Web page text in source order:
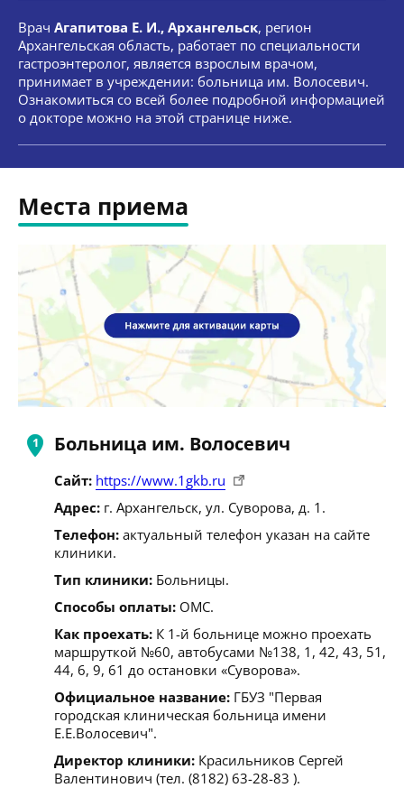
Врач Агапитова Е. И., Архангельск, регион
Архангельская область, работает по специальности
гастроэнтеролог, является взрослым врачом,
принимает в учреждении: больница им. Волосевич.
Ознакомиться со всей более подробной информацией
о докторе можно на этой странице ниже.
Места приема
Больница им. Волосевич
Сайт: https://www.1gkb.ru
Адрес: г. Архангельск, ул. Суворова, д. 1.
Телефон: актуальный телефон указан на сайте
клиники.
Тип клиники: Больницы.
Способы оплаты: ОМС.
Как проехать: К 1-й больнице можно проехать
маршруткой №60, автобусами №138, 1, 42, 43, 51,
44, 6, 9, 61 до остановки «Суворова».
Официальное название: ГБУЗ "Первая
городская клиническая больница имени
Е.Е.Волосевич".
Директор клиники: Красильников Сергей
Валентинович (тел. (8182) 63-28-83 ).